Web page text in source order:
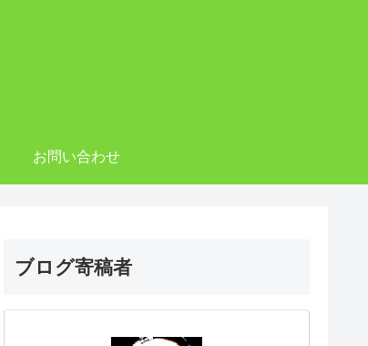
お問い合わせ
ブログ寄稿者